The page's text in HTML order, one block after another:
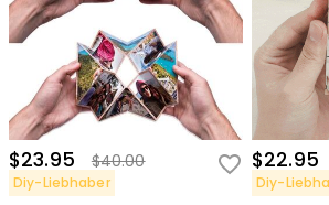
$23.95 $40.00
Diy-Liebhaber
$22.95
Diy-